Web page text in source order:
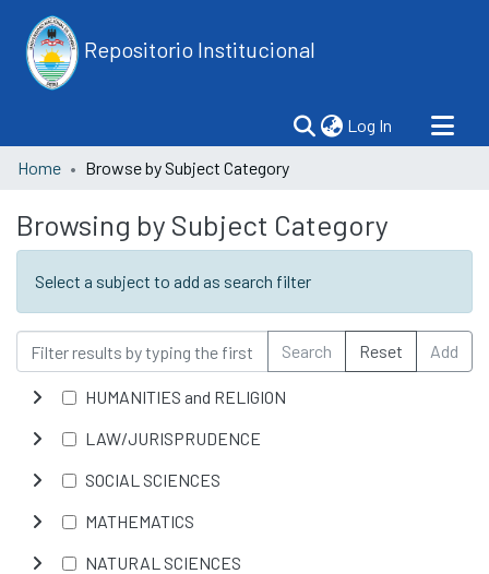
Repositorio Institucional
Log In (current)
Home Browse by Subject Category
Browsing by Subject Category
Select a subject to add as search filter
Search Reset Add
HUMANITIES and RELIGION
LAW/JURISPRUDENCE
SOCIAL SCIENCES
MATHEMATICS
NATURAL SCIENCES